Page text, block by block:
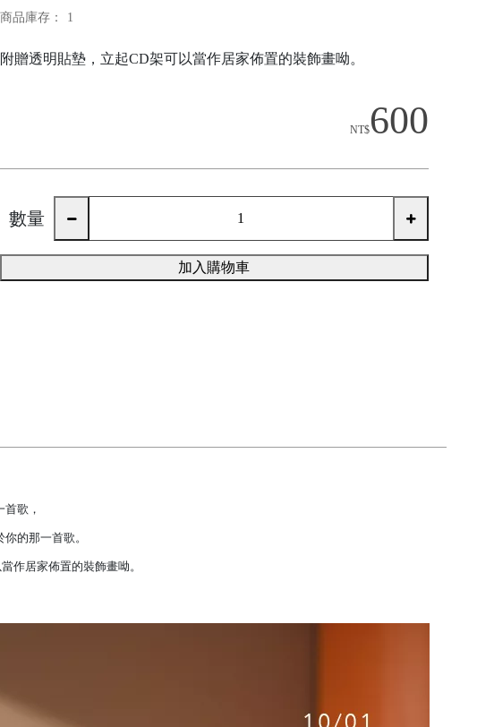
商品庫存： 1
附贈透明貼墊，立起CD架可以當作居家佈置的裝飾畫呦。
NT$600
數量
加入購物車
歌，
的那一首歌。
作居家佈置的裝飾畫呦。